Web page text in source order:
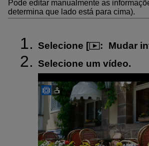
Pode editar manualmente as
determina que lado está para cima).
Selecione [ : Mudar
Selecione um vídeo.